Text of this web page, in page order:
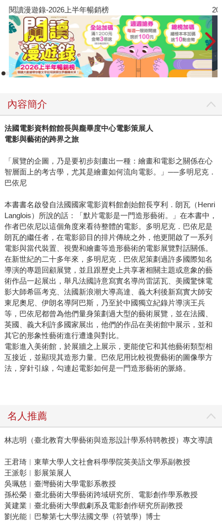
閱讀漫遊錄-2026上半年暢銷榜
內容簡介
法國電影資料館館長與龐畢度中心電影策展人
電影與藝術的跨界之旅
「展覽的企圖，乃是要初步刻畫出一種：繪畫和電影之關係在心
智層面上的考古學，尤其是繪畫如何流向電影。」──多明尼克．
巴依尼
本書書名啟發自法國國家電影資料館創始館長亨利．朗瓦（Henri
Langlois）所說的話：「默片電影是一門造形藝術。」在本書中，
作者巴依尼以這個角度來看待整體的電影。多明尼克．巴依尼是
朗瓦的繼任者，在電影節目的排片傳統之外，他更開啟了一系列
電影與當代裝置、視覺和繪畫等造形藝術的電影展覽對話關係。
在新世紀的二十多年來，多明尼克．巴依尼策劃過許多國際知名
導演的專題回顧展覽，並且跟歷史上共享著相關主題或意象的藝
術作品一起展出，舉凡法國詩意寫實名導尚雷諾瓦、美國驚悚電
影大師希區考克、法國新浪潮大導高達、義大利後新寫實大師安
東尼奧尼、伊朗名導阿巴斯，乃至於中國獨立紀錄片導演王兵
等，巴依尼都曾為他們量身策劃過大型的藝術展覽，並在法國、
英國、義大利許多國家展出，他們的作品在美術館中展示，並和
其它的形象性藝術進行遭逢與對比。
電影進入美術館，於展牆之上展示，更能使它和其他藝術類型相
互接近，並顯現其造形力量。巴依尼用比較視覺藝術的圖像學方
法，穿針引線，勾連起電影如何是一門造形藝術的脈絡。
名人推薦
林志明（臺北教育大學藝術與造形設計學系特聘教授）專文導讀
王君琦︱東華大學人文社會科學學院英美語文學系副教授
王派彰︱影展策展人
吳珮慈︱臺灣藝術大學電影系教授
孫松榮︱臺北藝術大學藝術跨域研究所、電影創作學系教授
黃建業︱臺北藝術大學戲劇系及電影創作研究所副教授
劉光能︱巴黎第七大學法國文學（符號學）博士